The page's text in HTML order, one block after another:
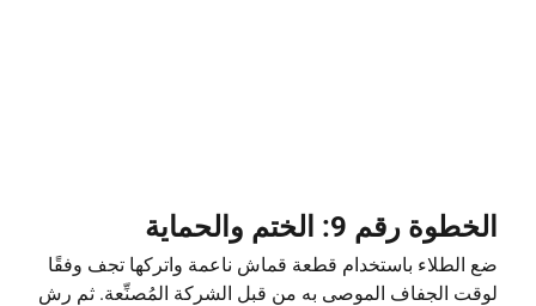
الخطوة رقم 9: الختم والحماية
ضع الطلاء باستخدام قطعة قماش ناعمة واتركها تجف وفقًا
لوقت الجفاف الموصى به من قبل الشركة المُصنِّعة. ثم رش